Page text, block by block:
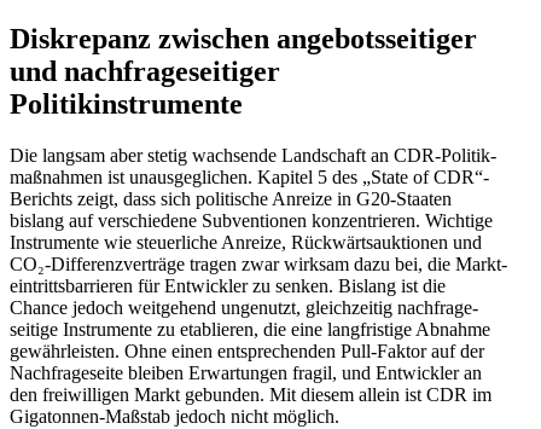
Diskrepanz zwischen angebots­sei­tiger
und nachfra­ge­sei­tiger
Politikinstrumente
Die langsam aber stetig wachsende Landschaft an CDR-Politik­
maß­nahmen ist unaus­ge­glichen. Kapitel 5 des „State of CDR“-
Berichts zeigt, dass sich politische Anreize in G20-Staaten
bislang auf verschiedene Subven­tionen konzen­trieren. Wichtige
Instru­mente wie steuer­liche Anreize, Rückwärts­auk­tionen und
CO₂-Diffe­renz­ver­träge tragen zwar wirksam dazu bei, die Markt­
ein­tritts­bar­rieren für Entwickler zu senken. Bislang ist die
Chance jedoch weitgehend ungenutzt, gleich­zeitig nachfra­ge­
seitige Instru­mente zu etablieren, die eine langfristige Abnahme
gewähr­leisten. Ohne einen entspre­chenden Pull-Faktor auf der
Nachfra­ge­seite bleiben Erwar­tungen fragil, und Entwickler an
den freiwil­ligen Markt gebunden. Mit diesem allein ist CDR im
Gigatonnen-Maßstab jedoch nicht möglich.